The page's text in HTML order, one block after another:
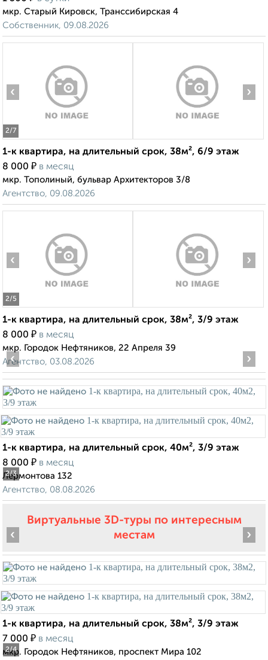
мкр. Старый Кировск, Транссибирская 4
Собственник, 09.08.2026
2/7
‹ ›
1-к квартира, на длительный срок, 38м², 6/9 этаж
8 000 ₽ в месяц
мкр. Тополиный, бульвар Архитекторов 3/8
Агентство, 09.08.2026
2/5
‹ ›
1-к квартира, на длительный срок, 38м², 3/9 этаж
8 000 ₽ в месяц
мкр. Городок Нефтяников, 22 Апреля 39
Агентство, 03.08.2026
2/3
‹ ›
1-к квартира, на длительный срок, 40м², 3/9 этаж
8 000 ₽ в месяц
Лермонтова 132
Агентство, 08.08.2026
Виртуальные 3D-туры по интересным
местам
2/4
‹ ›
1-к квартира, на длительный срок, 38м², 3/9 этаж
7 000 ₽ в месяц
мкр. Городок Нефтяников, проспект Мира 102